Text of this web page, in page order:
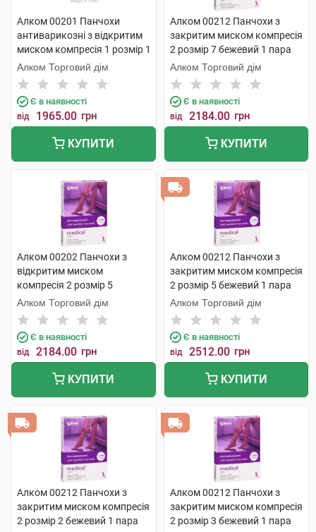
Алком 00201 Панчохи
антиварикозні з відкритим
миском компресія 1 розмір 1
1 шт
Алком Торговий дім
Є в наявності
від 1965.00 грн
КУПИТИ
Алком 00212 Панчохи з
закритим миском компресія
2 розмір 7 бежевий 1 пара
Алком Торговий дім
Є в наявності
від 2184.00 грн
КУПИТИ
Алком 00202 Панчохи з
відкритим миском
компресія 2 розмір 5
бежевий 1 пара
Алком Торговий дім
Є в наявності
від 2184.00 грн
КУПИТИ
Алком 00212 Панчохи з
закритим миском компресія
2 розмір 5 бежевий 1 пара
Алком Торговий дім
Є в наявності
від 2512.00 грн
КУПИТИ
Алком 00212 Панчохи з
закритим миском компресія
2 розмір 2 бежевий 1 пара
Алком 00212 Панчохи з
закритим миском компресія
2 розмір 3 бежевий 1 пара